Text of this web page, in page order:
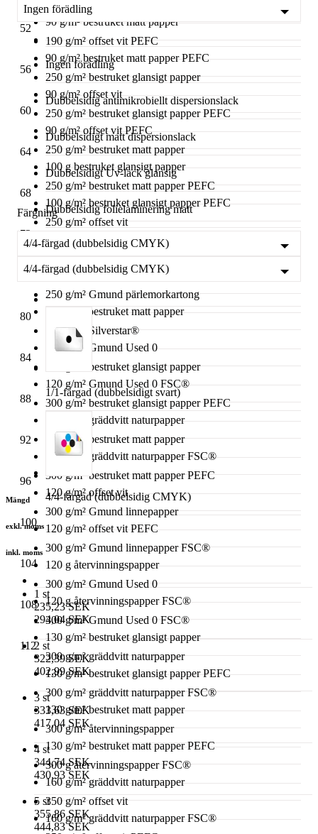
190 g/m² offset vit
190 g/m² offset vit PEFC
250 g/m² bestruket glansigt papper
250 g/m² bestruket glansigt papper PEFC
250 g/m² bestruket matt papper
250 g/m² bestruket matt papper PEFC
250 g/m² offset vit
250 g/m² Gmund pärlemorkartong
250 g/m² Silverstar®
300 g/m² bestruket glansigt papper
300 g/m² bestruket glansigt papper PEFC
300 g/m² bestruket matt papper
300 g/m² bestruket matt papper PEFC
300 g/m² Gmund linnepapper
300 g/m² Gmund linnepapper FSC®
300 g/m² Gmund Used 0
300 g/m² Gmund Used 0 FSC®
300 g/m² gräddvitt naturpapper
300 g/m² gräddvitt naturpapper FSC®
300 g/m² återvinningspapper
300 g återvinningspapper FSC®
350 g/m² offset vit
52
56
60
64
68
72
76
80
84
88
92
96
100
104
108
112
90 g/m² bestruket matt papper
90 g/m² bestruket matt papper PEFC
90 g/m² offset vit
90 g/m² offset vit PEFC
100 g bestruket glansigt papper
100 g/m² bestruket glansigt papper PEFC
100 g/m² Gmund Used 0
100 g/m² Gmund Used 0 FSC®
115 g/m² bestruket matt papper
120 g/m² Gmund Used 0
120 g/m² Gmund Used 0 FSC®
120 g/m² gräddvitt naturpapper
120 g/m² gräddvitt naturpapper FSC®
120 g/m² offset vit
120 g/m² offset vit PEFC
120 g återvinningspapper
120 g återvinningspapper FSC®
130 g/m² bestruket glansigt papper
130 g/m² bestruket glansigt papper PEFC
130 g/m² bestruket matt papper
130 g/m² bestruket matt papper PEFC
160 g/m² gräddvitt naturpapper
160 g/m² gräddvitt naturpapper FSC®
Ingen förädling
Ingen förädling
Dubbelsidig antimikrobiellt dispersionslack
Dubbelsidigt matt dispersionslack
Dubbelsidigt Uv-lack glansig
Dubbelsidig folielaminering matt
Dubbelsidig softfeel folielaminering matt
Färgning
4/4-färgad (dubbelsidig CMYK)
4/4-färgad (dubbelsidig CMYK)
1/1-färgad (dubbelsidigt svart)
4/4-färgad (dubbelsidig CMYK)
Mängd
exkl. moms
inkl. moms
1 st
235,23 SEK
294,04 SEK
2 st
322,39 SEK
402,99 SEK
3 st
333,63 SEK
417,04 SEK
4 st
344,74 SEK
430,93 SEK
5 st
355,86 SEK
444,83 SEK